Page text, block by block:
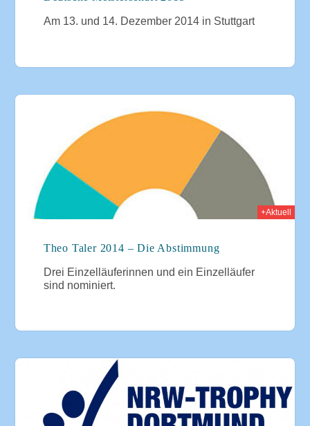
Am 13. und 14. Dezember 2014 in Stuttgart
+Aktuell
Theo Taler 2014 – Die Abstimmung
Drei Einzelläuferinnen und ein Einzelläufer
sind nominiert.